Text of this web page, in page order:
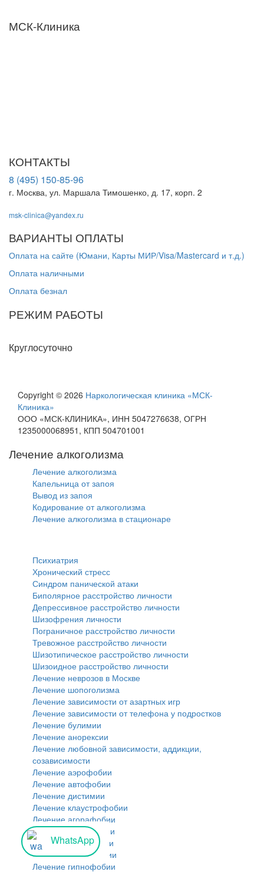
WhatsApp
МСК-Клиника
КОНТАКТЫ
8 (495) 150-85-96
г. Москва, ул. Маршала Тимошенко, д. 17, корп. 2
msk-clinica@yandex.ru
ВАРИАНТЫ ОПЛАТЫ
Оплата на сайте (Юмани, Карты МИР/Visa/Mastercard и т.д.)
Оплата наличными
Оплата безнал
РЕЖИМ РАБОТЫ
Круглосуточно
Copyright © 2026 Наркологическая клиника «МСК-
Клиника»
ООО «МСК-КЛИНИКА», ИНН 5047276638, ОГРН
1235000068951, КПП 504701001
Лечение алкоголизма
Лечение алкоголизма
Капельница от запоя
Вывод из запоя
Кодирование от алкоголизма
Лечение алкоголизма в стационаре
Психиатрия
Хронический стресс
Синдром панической атаки
Биполярное расстройство личности
Депрессивное расстройство личности
Шизофрения личности
Пограничное расстройство личности
Тревожное расстройство личности
Шизотипическое расстройство личности
Шизоидное расстройство личности
Лечение неврозов в Москве
Лечение шопоголизма
Лечение зависимости от азартных игр
Лечение зависимости от телефона у подростков
Лечение булимии
Лечение анорексии
Лечение любовной зависимости, аддикции,
созависимости
Лечение аэрофобии
Лечение автофобии
Лечение дистимии
Лечение клаустрофобии
Лечение агорафобии
Лечение никтофобии
Лечение демофобии
Лечение социофобии
Лечение гипнофобии